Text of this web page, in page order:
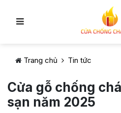
Trang chủ Tin tức
Cửa gỗ chống
sạn năm 2025